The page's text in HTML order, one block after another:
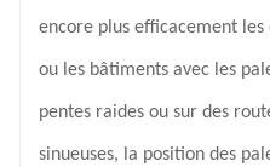
encore plus efficacement
ou les bâtiments avec les
pentes raides ou sur des
sinueuses, la position des